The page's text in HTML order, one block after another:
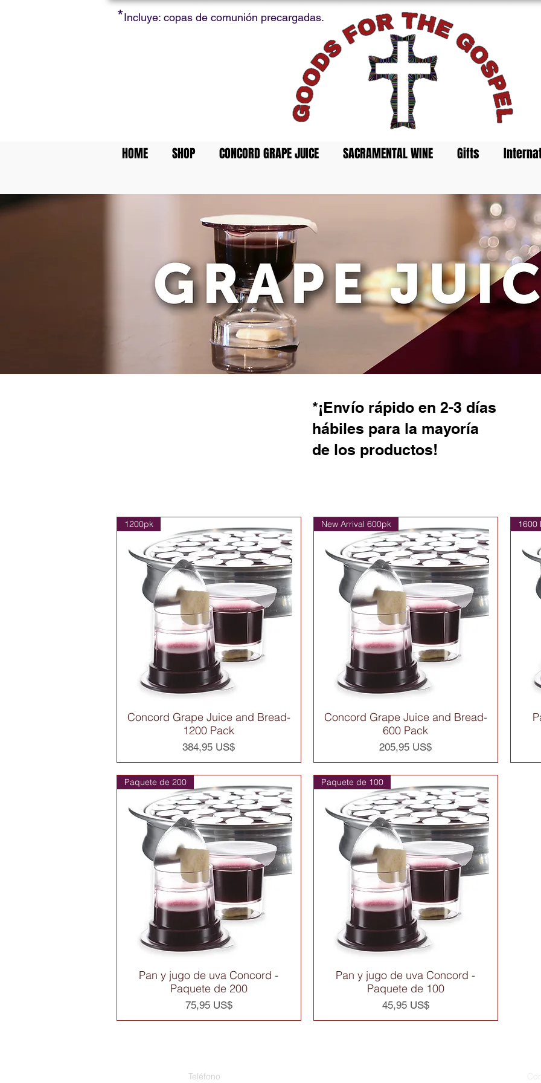
*Incluye: copas de comunión precargadas.
HOME SHOP CONCORD GRAPE JUICE SACRAMENTAL WINE Gifts
*¡Envío rápido en 2-3 días
hábiles para la mayoría
de los productos!
Vista rápida
1200pk
Concord Grape Juice and Bread-
1200 Pack
Precio
384,95 US$
Vista rápida
New Arrival 600pk
Concord Grape Juice and Bread-
600 Pack
Precio
205,95 US$
1600
Vista rápida
Paquete de 200
Pan y jugo de uva Concord -
Paquete de 200
Precio
75,95 US$
Vista rápida
Paquete de 100
Pan y jugo de uva Concord -
Paquete de 100
Precio
45,95 US$
Teléfono